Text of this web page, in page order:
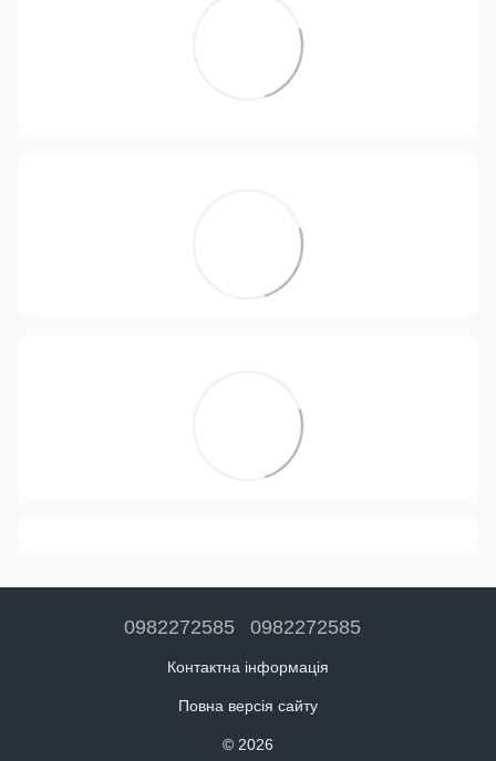
0982272585 0982272585
Контактна інформація
Повна версія сайту
© 2026